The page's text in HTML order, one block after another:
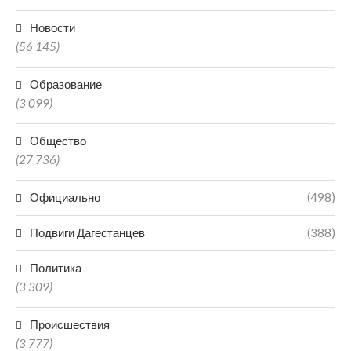
Новости
(56 145)
Образование
(3 099)
Общество
(27 736)
Официально (498)
Подвиги Дагестанцев (388)
Политика
(3 309)
Происшествия
(3 777)